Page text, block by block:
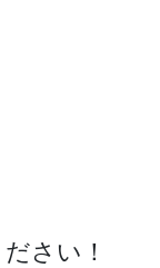
さい！